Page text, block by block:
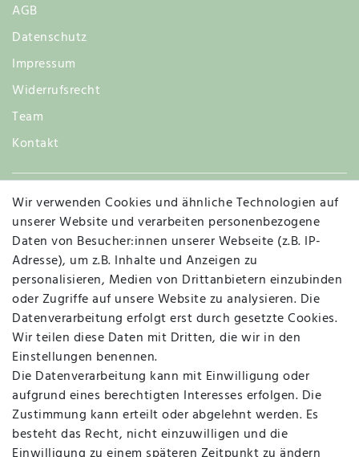
AGB
Datenschutz
Impressum
Widerrufsrecht
Team
Kontakt
Widerruf
Vertrag widerrufen Kontakt
MAPALI VOR ORT
Herzogstraße 10
47533 Kleve
Montag, Dienstag, Donnerstag, Freitag
Wir verwenden Cookies und ähnliche Technologien auf
unserer Website und verarbeiten personenbezogene
Daten von Besucher:innen unserer Webseite (z.B. IP-
Adresse), um z.B. Inhalte und Anzeigen zu
personalisieren, Medien von Drittanbietern einzubinden
oder Zugriffe auf unsere Website zu analysieren. Die
Datenverarbeitung erfolgt erst durch gesetzte Cookies.
Wir teilen diese Daten mit Dritten, die wir in den
Einstellungen benennen.
Die Datenverarbeitung kann mit Einwilligung oder
aufgrund eines berechtigten Interesses erfolgen. Die
Zustimmung kann erteilt oder abgelehnt werden. Es
besteht das Recht, nicht einzuwilligen und die